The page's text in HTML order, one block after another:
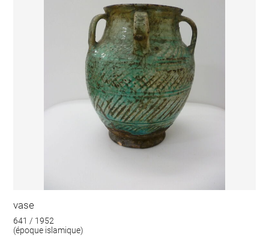
vase
641 / 1952
(époque islamique)